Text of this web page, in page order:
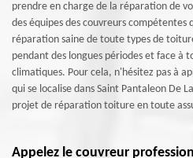
prendre en charge de la réparation de
des équipes des couvreurs
réparation saine de toute types de
pendant des longues périodes et face à
climatiques. Pour cela, n'hésitez pas à
qui se localise dans Saint Pantaleon De
projet de réparation toiture en toute
Appelez le couvreur